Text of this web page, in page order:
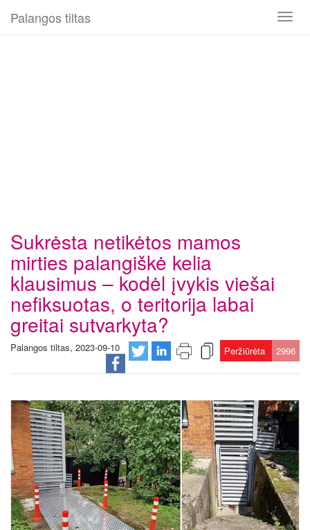
Toggle
Palangos tiltas
Sukrėsta netikėtos mamos
mirties palangiškė kelia
klausimus – kodėl įvykis viešai
nefiksuotas, o teritorija labai
greitai sutvarkyta?
Palangos tiltas, 2023-09-10 Peržiūrėta 2996